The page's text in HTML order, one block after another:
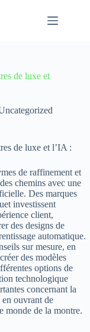
de luxe et
de luxe et l’IA :
de raffinement et
chemins avec une
Des marques
investissent
client,
des designs de
automatique.
sur mesure, en
des modèles
options de
technologique
concernant la
ouvrant de
monde de la montre.